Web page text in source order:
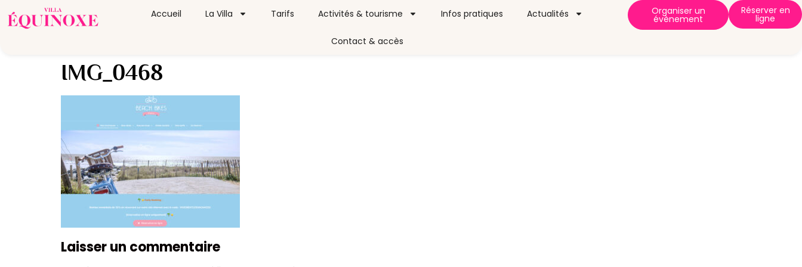
Accueil La Villa Tarifs Activités & tourisme Infos pratiques Actualités
Contact & accès
Organiser un
évènement
Réserver en
ligne
IMG_0468
Laisser un commentaire